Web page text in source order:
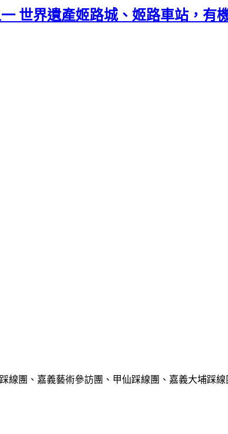
世界遺產姬路城、姬路車站，有
線團、嘉義藝術參訪團、甲仙踩線團、嘉義大埔踩線